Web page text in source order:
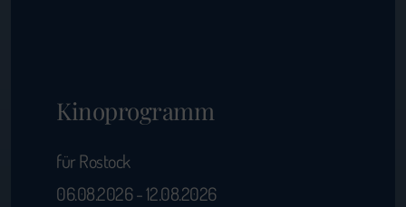
Kinoprogramm
für Rostock
06.08.2026 - 12.08.2026